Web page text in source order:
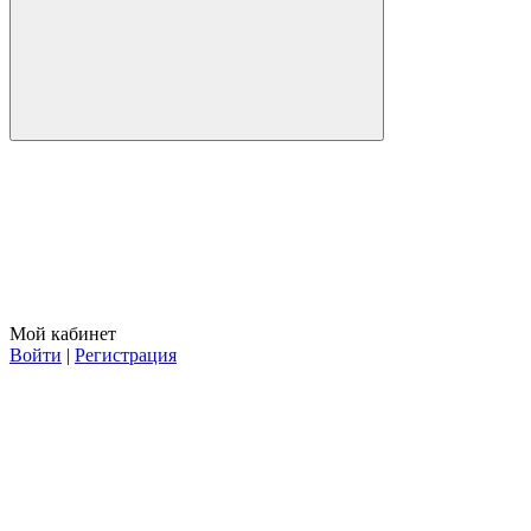
Мой кабинет
Войти | Регистрация